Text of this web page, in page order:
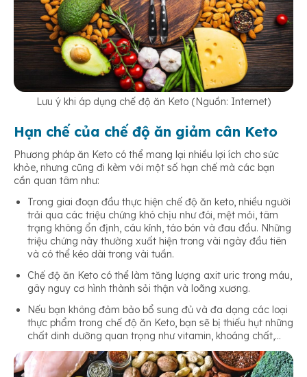
Lưu ý khi áp dụng chế độ ăn Keto (Nguồn: Internet)
Hạn chế của chế độ ăn giảm cân Keto
Phương pháp ăn Keto có thể mang lại nhiều lợi ích cho sức
khỏe, nhưng cũng đi kèm với một số hạn chế mà các bạn
cần quan tâm như:
Trong giai đoạn đầu thực hiện chế độ ăn keto, nhiều người
trải qua các triệu chứng khó chịu như đói, mệt mỏi, tâm
trạng không ổn định, cáu kỉnh, táo bón và đau đầu. Những
triệu chứng này thường xuất hiện trong vài ngày đầu tiên
và có thể kéo dài trong vài tuần.
Chế độ ăn Keto có thể làm tăng lượng axit uric trong máu,
gây nguy cơ hình thành sỏi thận và loãng xương.
Nếu bạn không đảm bảo bổ sung đủ và đa dạng các loại
thực phẩm trong chế độ ăn Keto, bạn sẽ bị thiếu hụt những
chất dinh dưỡng quan trọng như vitamin, khoáng chất,…